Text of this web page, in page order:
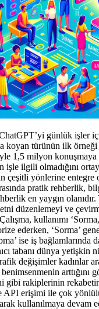
günlük işler
koyan türünün ilk örneği
1,5 milyon konuşmaya
işle ilgili olmadığını
çeşitli yönlerine entegre
pratik rehberlik,
en yaygın
düzenlemeyi ve
kullanımı
ederken, ‘Sorma’
ise iş bağlamlarında
tabanı dünya yetişkin
değişimler kadınlar
arttığını
gibi rakiplerinin
API erişimi ile çok
kullanılmaya devam